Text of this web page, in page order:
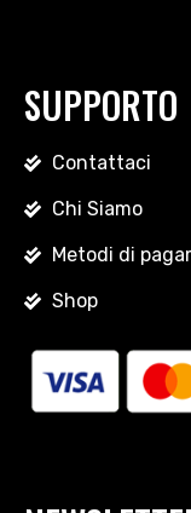
SUPPORTO
Contattaci
Chi Siamo
Metodi di
Shop